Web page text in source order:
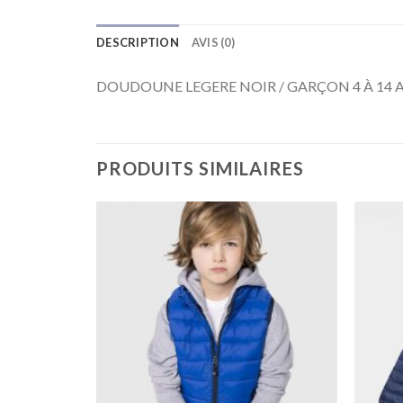
DESCRIPTION AVIS (0)
DOUDOUNE LEGERE NOIR / GARÇON 4 À 14
PRODUITS SIMILAIRES